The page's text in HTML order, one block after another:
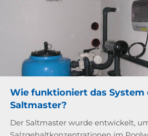
Wie funktioniert das System
Saltmaster?
Der Saltmaster wurde entwickelt,